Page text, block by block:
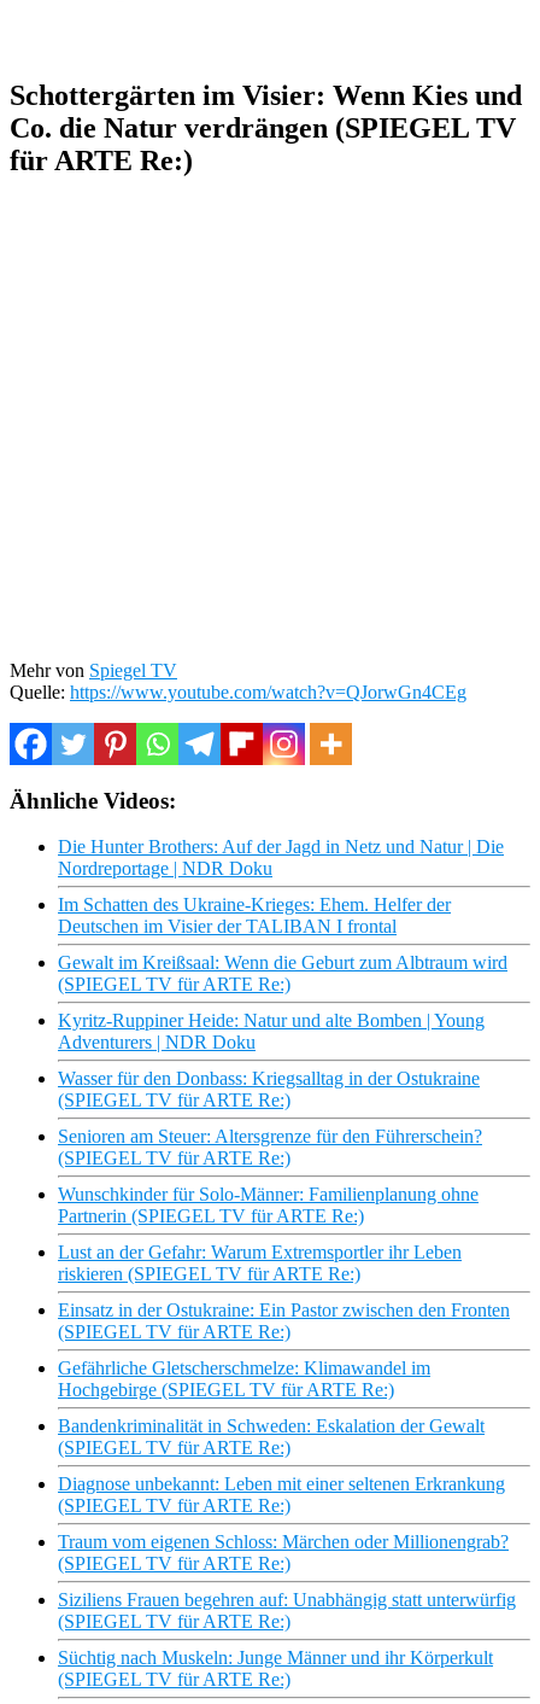
Schottergärten im Visier: Wenn Kies und
Co. die Natur verdrängen (SPIEGEL TV
für ARTE Re:)
Mehr von Spiegel TV
Quelle: https://www.youtube.com/watch?v=QJorwGn4CEg
Ähnliche Videos:
Die Hunter Brothers: Auf der Jagd in Netz und Natur | Die
Nordreportage | NDR Doku
Im Schatten des Ukraine-Krieges: Ehem. Helfer der
Deutschen im Visier der TALIBAN I frontal
Gewalt im Kreißsaal: Wenn die Geburt zum Albtraum wird
(SPIEGEL TV für ARTE Re:)
Kyritz-Ruppiner Heide: Natur und alte Bomben | Young
Adventurers | NDR Doku
Wasser für den Donbass: Kriegsalltag in der Ostukraine
(SPIEGEL TV für ARTE Re:)
Senioren am Steuer: Altersgrenze für den Führerschein?
(SPIEGEL TV für ARTE Re:)
Wunschkinder für Solo-Männer: Familienplanung ohne
Partnerin (SPIEGEL TV für ARTE Re:)
Lust an der Gefahr: Warum Extremsportler ihr Leben
riskieren (SPIEGEL TV für ARTE Re:)
Einsatz in der Ostukraine: Ein Pastor zwischen den Fronten
(SPIEGEL TV für ARTE Re:)
Gefährliche Gletscherschmelze: Klimawandel im
Hochgebirge (SPIEGEL TV für ARTE Re:)
Bandenkriminalität in Schweden: Eskalation der Gewalt
(SPIEGEL TV für ARTE Re:)
Diagnose unbekannt: Leben mit einer seltenen Erkrankung
(SPIEGEL TV für ARTE Re:)
Traum vom eigenen Schloss: Märchen oder Millionengrab?
(SPIEGEL TV für ARTE Re:)
Siziliens Frauen begehren auf: Unabhängig statt unterwürfig
(SPIEGEL TV für ARTE Re:)
Süchtig nach Muskeln: Junge Männer und ihr Körperkult
(SPIEGEL TV für ARTE Re:)